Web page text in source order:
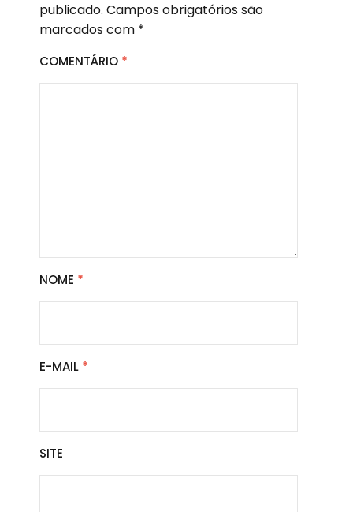
publicado. Campos obrigatórios são
marcados com *
COMENTÁRIO *
NOME *
E-MAIL *
SITE